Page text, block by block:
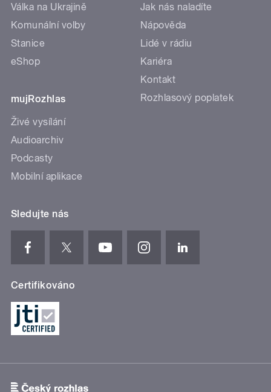
Válka na Ukrajině
Komunální volby
Stanice
eShop
mujRozhlas
Živé vysílání
Audioarchiv
Podcasty
Mobilní aplikace
Jak nás naladíte
Nápověda
Lidé v rádiu
Kariéra
Kontakt
Rozhlasový poplatek
Sledujte nás
Certifikováno